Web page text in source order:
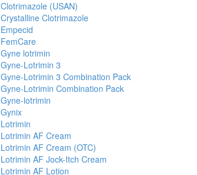
Clotrimazole (USAN)
Crystalline Clotrimazole
Empecid
FemCare
Gyne lotrimin
Gyne-Lotrimin 3
Gyne-Lotrimin 3 Combination Pack
Gyne-Lotrimin Combination Pack
Gyne-lotrimin
Gynix
Lotrimin
Lotrimin AF Cream
Lotrimin AF Cream (OTC)
Lotrimin AF Jock-Itch Cream
Lotrimin AF Lotion